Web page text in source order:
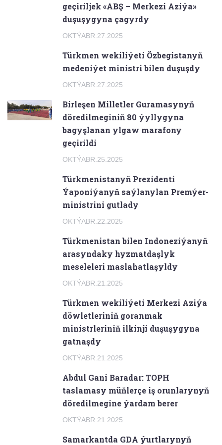
geçiriljek «ABŞ – Merkezi Aziýa»
duşuşygyna çagyrdy
OKTÝABR.27.2025
Türkmen wekiliýeti Özbegistanyň
medeniýet ministri bilen duşuşdy
OKTÝABR.27.2025
Birleşen Milletler Guramasynyň
döredilmeginiň 80 ýyllygyna
bagyşlanan ylgaw marafony
geçirildi
OKTÝABR.25.2025
Türkmenistanyň Prezidenti
Ýaponiýanyň saýlanylan Premýer-
ministrini gutlady
OKTÝABR.22.2025
Türkmenistan bilen Indoneziýanyň
arasyndaky hyzmatdaşlyk
meseleleri maslahatlaşyldy
OKTÝABR.21.2025
Türkmen wekiliýeti Merkezi Aziýa
döwletleriniň goranmak
ministrleriniň ilkinji duşuşygyna
gatnaşdy
OKTÝABR.21.2025
Abdul Gani Baradar: TOPH
taslamasy müňlerçe iş orunlarynyň
döredilmegine ýardam berer
OKTÝABR.21.2025
Samarkantda GDA ýurtlarynyň